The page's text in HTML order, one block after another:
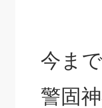
今ま
警固